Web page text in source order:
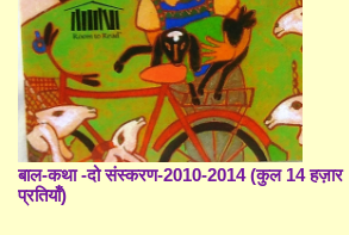
बाल-कथा -दो संस्करण-2010-2014 (कुल 14 हज़ार
प्रतियाँ)